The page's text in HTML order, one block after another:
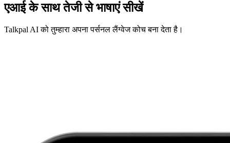
एआई के साथ तेजी से भाषाएं सीखें
Talkpal AI को तुम्हारा अपना पर्सनल लैंग्वेज कोच बना देता है।